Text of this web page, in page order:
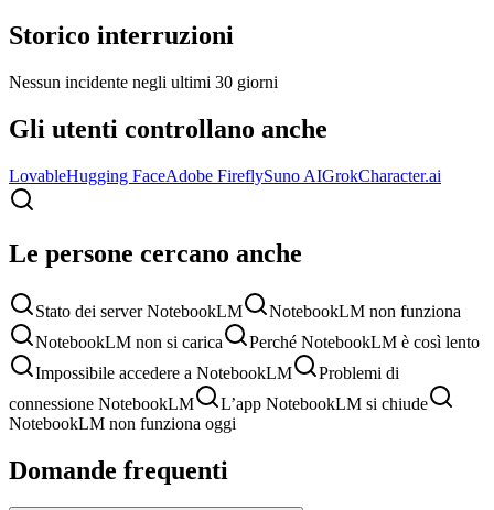
Storico interruzioni
Nessun incidente negli ultimi 30 giorni
Gli utenti controllano anche
LovableHugging FaceAdobe FireflySuno AIGrokCharacter.ai
Le persone cercano anche
Stato dei server NotebookLM
NotebookLM non funziona
NotebookLM non si carica
Perché NotebookLM è così lento
Impossibile accedere a NotebookLM
Problemi di
connessione NotebookLM
L’app NotebookLM si chiude
NotebookLM non funziona oggi
Domande frequenti